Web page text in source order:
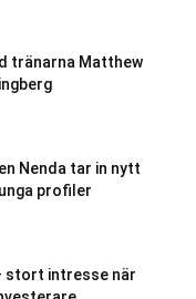
tränarna Matthew
Nenda tar in nytt
profiler
stort intresse när